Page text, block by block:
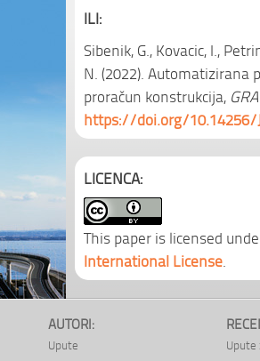
ILI:
Sibenik, G., Kovacic, I.,
N. (2022). Automatizirana
proračun konstrukcija,
https://doi.org/10.14256/
LICENCA:
This paper is licensed
International License
AUTORI:
Upute
Upute